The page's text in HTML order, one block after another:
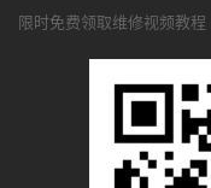
限时免费领取维修视频教程